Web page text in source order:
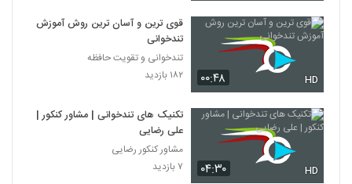
۰۰:۴۸ HD
قوی ترین و آسان ترین روش آموزش
تندخوانی
تندخوانی و تقویت حافظه
۱۸۲ بازدید
۰۴:۳۰ HD
تکنیک های تندخوانی | مشاور کنکور |
علی رضایی
مشاور کنکور رضایی
۷ بازدید